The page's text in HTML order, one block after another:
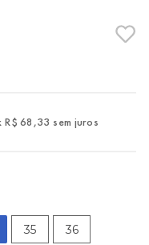
R$ 68 ,33 sem juros
35 36